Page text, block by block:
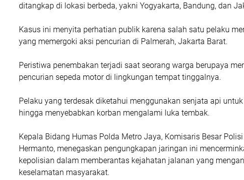
ditangkap di lokasi berbeda, yakni Yogyakarta, Bandung, dan
‎Kasus ini menyita perhatian publik karena salah satu pelaku
yang memergoki aksi pencurian di Palmerah, Jakarta Barat.
‎Peristiwa penembakan terjadi saat seorang warga berupaya
pencurian sepeda motor di lingkungan tempat tinggalnya.
‎Pelaku yang terdesak diketahui menggunakan senjata api
hingga menyebabkan korban mengalami luka tembak.
‎Kepala Bidang Humas Polda Metro Jaya, Komisaris Besar
Hermanto, menegaskan pengungkapan jaringan ini
kepolisian dalam memberantas kejahatan jalanan yang
keselamatan masyarakat.